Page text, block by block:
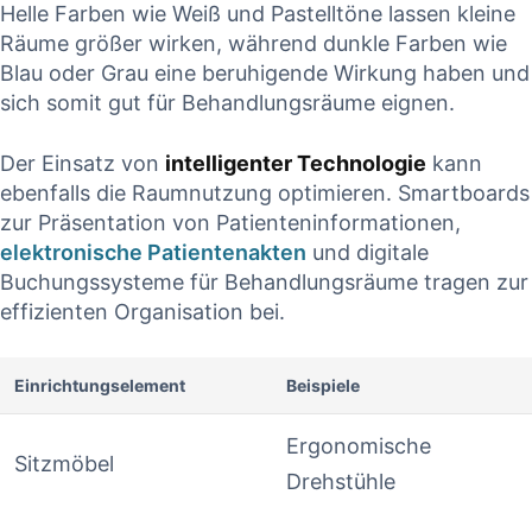
Helle Farben wie Weiß und Pastelltöne lassen kleine
Räume größer wirken, während dunkle Farben wie
Blau oder Grau eine beruhigende Wirkung haben und
sich somit gut für Behandlungsräume eignen.
Der Einsatz von intelligenter Technologie kann
ebenfalls die Raumnutzung optimieren. Smartboards
zur Präsentation von Patienteninformationen,
elektronische Patientenakten und digitale
Buchungssysteme für Behandlungsräume tragen zur
effizienten Organisation bei.
Einrichtungselement Beispiele
Sitzmöbel
Ergonomische
Drehstühle